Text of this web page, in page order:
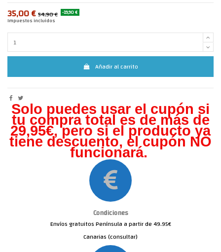
35,00 € 54,90 € -19,90 €
Impuestos incluidos
Añadir al carrito
Solo puedes usar el cupón si
tu compra total es de más de
29,95€, pero si el producto ya
tiene descuento, el cupón NO
funcionará.
Condiciones
Envíos gratuitos Península a partir de 49.95€
Canarias (consultar)